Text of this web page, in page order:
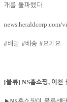
개를 돌파했다.
news.heraldcorp.com/
#배달 #배송 #요기요
[물류] NS홈쇼핑, 이천